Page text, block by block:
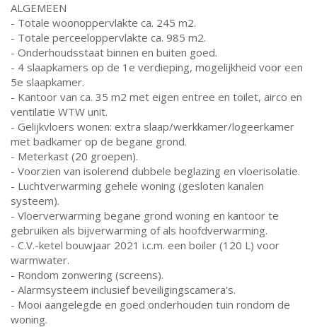
ALGEMEEN
- Totale woonoppervlakte ca. 245 m2.
- Totale perceeloppervlakte ca. 985 m2.
- Onderhoudsstaat binnen en buiten goed.
- 4 slaapkamers op de 1e verdieping, mogelijkheid voor een
5e slaapkamer.
- Kantoor van ca. 35 m2 met eigen entree en toilet, airco en
ventilatie WTW unit.
- Gelijkvloers wonen: extra slaap/werkkamer/logeerkamer
met badkamer op de begane grond.
- Meterkast (20 groepen).
- Voorzien van isolerend dubbele beglazing en vloerisolatie.
- Luchtverwarming gehele woning (gesloten kanalen
systeem).
- Vloerverwarming begane grond woning en kantoor te
gebruiken als bijverwarming of als hoofdverwarming.
- C.V.-ketel bouwjaar 2021 i.c.m. een boiler (120 L) voor
warmwater.
- Rondom zonwering (screens).
- Alarmsysteem inclusief beveiligingscamera's.
- Mooi aangelegde en goed onderhouden tuin rondom de
woning.